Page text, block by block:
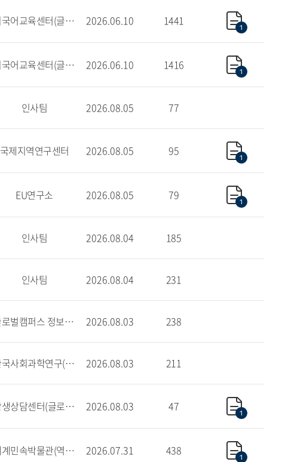
외국어교육센터(글로벌) 2026.06.10 1441 1
외국어교육센터(글로벌) 2026.06.10 1416 1
인사팀 2026.08.05 77
국제지역연구센터 2026.08.05 95 1
EU연구소 2026.08.05 79 1
인사팀 2026.08.04 185
인사팀 2026.08.04 231
글로벌캠퍼스 정보지원팀 2026.08.03 238
한국사회과학연구(SSK) 사업단 2026.08.03 211
학생상담센터(글로벌) 2026.08.03 47 1
세계민속박물관(역사관) 2026.07.31 438 1